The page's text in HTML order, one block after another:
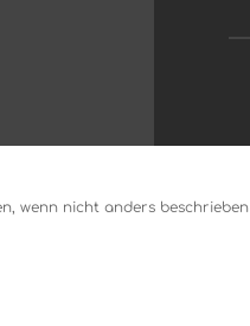
wenn nicht anders beschrieben